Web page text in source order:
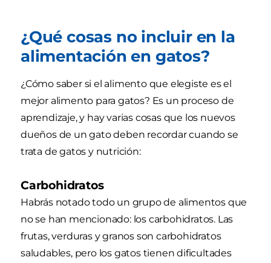
¿Qué cosas no incluir en la
alimentación en gatos?
¿Cómo saber si el alimento que elegiste es el
mejor alimento para gatos? Es un proceso de
aprendizaje, y hay varias cosas que los nuevos
dueños de un gato deben recordar cuando se
trata de gatos y nutrición:
Carbohidratos
Habrás notado todo un grupo de alimentos que
no se han mencionado: los carbohidratos. Las
frutas, verduras y granos son carbohidratos
saludables, pero los gatos tienen dificultades